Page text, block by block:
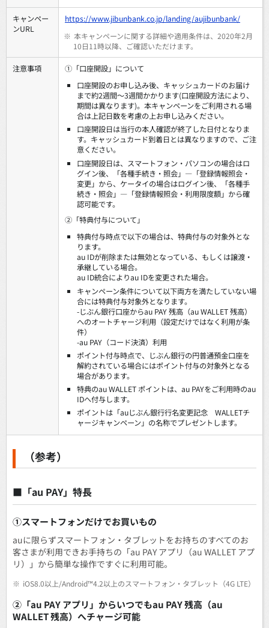
キャンペー
ンURL
https://www.jibunbank.co.jp/landing/aujibunbank/
※ 本キャンペーンに関する詳細や適用条件は、2020年2月
10日11時以降、ご確認いただけます。
注意事項
①「口座開設」について
口座開設のお申し込み後、キャッシュカードのお届け
まで約2週間～3週間かかります(口座開設方法により、
期間は異なります)。本キャンペーンをご利用される場
合は上記日数を考慮の上お申し込みください。
口座開設日は当行の本人確認が終了した日付となりま
す。キャッシュカード到着日とは異なりますので、ご注
意ください。
口座開設日は、スマートフォン・パソコンの場合はロ
グイン後、「各種手続き・照会」―「登録情報照会・
変更」から、ケータイの場合はログイン後、「各種手
続き・照会」―「登録情報照会・利用限度額」から確
認可能です。
②「特典付与について」
特典付与時点で以下の場合は、特典付与の対象外とな
ります。
au IDが削除または無効となっている、もしくは譲渡・
承継している場合。
au ID統合によりau IDを変更された場合。
キャンペーン条件について以下両方を満たしていない場
合には特典付与対象外となります。
-じぶん銀行口座からau PAY 残高（au WALLET 残高）
へのオートチャージ利用（設定だけではなく利用が条
件）
-au PAY（コード決済）利用
ポイント付与時点で、じぶん銀行の円普通預金口座を
解約されている場合にはポイント付与の対象外となる
場合があります。
特典のau WALLET ポイントは、au PAYをご利用時のau
IDへ付与します。
ポイントは「auじぶん銀行行名変更記念 WALLETチ
ャージキャンペーン」の名称でプレゼントします。
（参考）
■「au PAY」特長
①スマートフォンだけでお買いもの
auに限らずスマートフォン・タブレットをお持ちのすべてのお
客さまが利用できお手持ちの「au PAY アプリ（au WALLET アプ
リ）」から簡単な操作ですぐに利用可能。
※ iOS8.0以上/Android™4.2以上のスマートフォン・タブレット（4G LTE）
②「au PAY アプリ」からいつでもau PAY 残高（au
WALLET 残高）へチャージ可能